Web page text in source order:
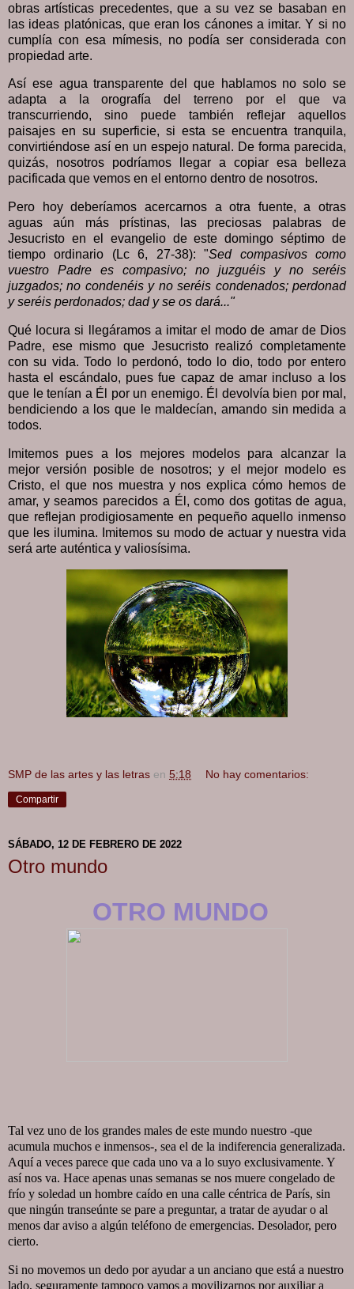
obras artísticas precedentes, que a su vez se basaban en
las ideas platónicas, que eran los cánones a imitar. Y si no
cumplía con esa mímesis, no podía ser considerada con
propiedad arte.
Así ese agua transparente del que hablamos no solo se
adapta a la orografía del terreno por el que va
transcurriendo, sino puede también reflejar aquellos
paisajes en su superficie, si esta se encuentra tranquila,
convirtiéndose así en un espejo natural. De forma parecida,
quizás, nosotros podríamos llegar a copiar esa belleza
pacificada que vemos en el entorno dentro de nosotros.
Pero hoy deberíamos acercarnos a otra fuente, a otras
aguas aún más prístinas, las preciosas palabras de
Jesucristo en el evangelio de este domingo séptimo de
tiempo ordinario (Lc 6, 27-38): "Sed compasivos como
vuestro Padre es compasivo; no juzguéis y no seréis
juzgados; no condenéis y no seréis condenados; perdonad
y seréis perdonados; dad y se os dará..."
Qué locura si llegáramos a imitar el modo de amar de Dios
Padre, ese mismo que Jesucristo realizó completamente
con su vida. Todo lo perdonó, todo lo dio, todo por entero
hasta el escándalo, pues fue capaz de amar incluso a los
que le tenían a Él por un enemigo. Él devolvía bien por mal,
bendiciendo a los que le maldecían, amando sin medida a
todos.
Imitemos pues a los mejores modelos para alcanzar la
mejor versión posible de nosotros; y el mejor modelo es
Cristo, el que nos muestra y nos explica cómo hemos de
amar, y seamos parecidos a Él, como dos gotitas de agua,
que reflejan prodigiosamente en pequeño aquello inmenso
que les ilumina. Imitemos su modo de actuar y nuestra vida
será arte auténtica y valiosísima.
SMP de las artes y las letras en 5:18 No hay comentarios:
Compartir
SÁBADO, 12 DE FEBRERO DE 2022
Otro mundo
OTRO MUNDO
Tal vez uno de los grandes males de este mundo nuestro -que
acumula muchos e inmensos-, sea el de la indiferencia generalizada.
Aquí a veces parece que cada uno va a lo suyo exclusivamente. Y
así nos va. Hace apenas unas semanas se nos muere congelado de
frío y soledad un hombre caído en una calle céntrica de París, sin
que ningún transeúnte se pare a preguntar, a tratar de ayudar o al
menos dar aviso a algún teléfono de emergencias. Desolador, pero
cierto.
Si no movemos un dedo por ayudar a un anciano que está a nuestro
lado, seguramente tampoco vamos a movilizarnos por auxiliar a